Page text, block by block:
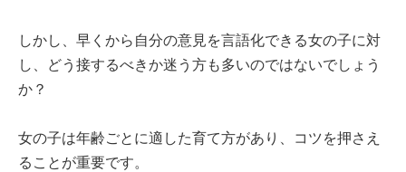
しかし、早くから自分の意見を言語化できる女の子に対
し、どう接するべきか迷う方も多いのではないでしょう
か？
女の子は年齢ごとに適した育て方があり、コツを押さえ
ることが重要です。